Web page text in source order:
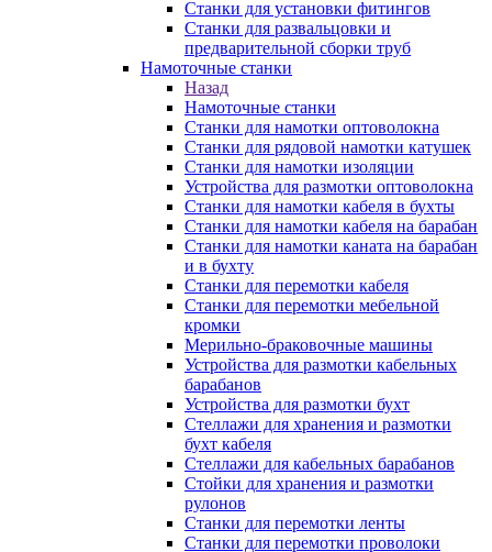
Станки для установки фитингов
Станки для развальцовки и
предварительной сборки труб
Намоточные станки
Назад
Намоточные станки
Станки для намотки оптоволокна
Станки для рядовой намотки катушек
Станки для намотки изоляции
Устройства для размотки оптоволокна
Станки для намотки кабеля в бухты
Станки для намотки кабеля на барабан
Станки для намотки каната на барабан
и в бухту
Станки для перемотки кабеля
Станки для перемотки мебельной
кромки
Мерильно-браковочные машины
Устройства для размотки кабельных
барабанов
Устройства для размотки бухт
Стеллажи для хранения и размотки
бухт кабеля
Стеллажи для кабельных барабанов
Стойки для хранения и размотки
рулонов
Станки для перемотки ленты
Станки для перемотки проволоки